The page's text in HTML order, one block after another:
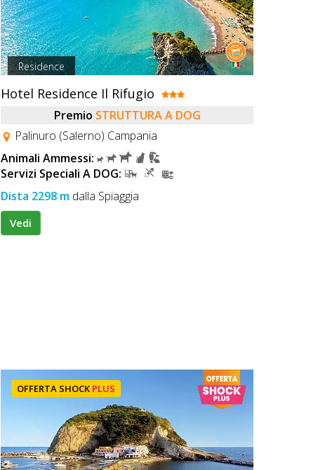
Residence
Hotel Residence Il Rifugio
Premio STRUTTURA A DOG
Palinuro (Salerno) Campania
Animali Ammessi:
Servizi Speciali A DOG:
Dista 2298 m dalla Spiaggia
Vedi
OFFERTA SHOCK PLUS